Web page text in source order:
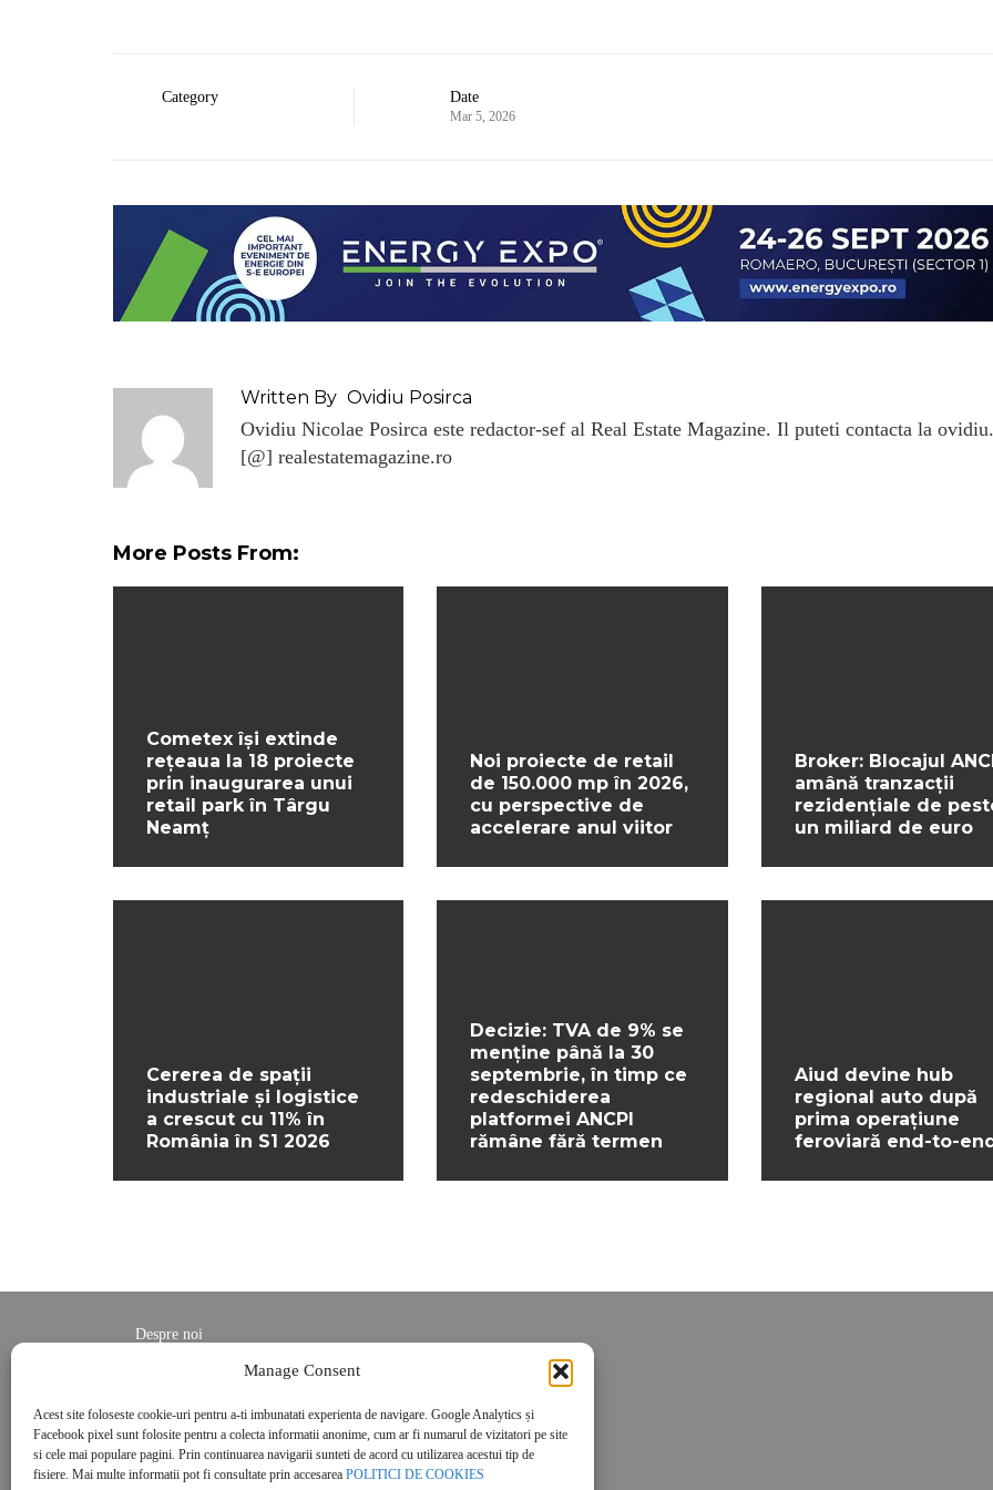
Manage Consent
Acest site foloseste cookie-uri pentru a-ti imbunatati experienta de navigare. Google Analytics și
Facebook pixel sunt folosite pentru a colecta informatii anonime, cum ar fi numarul de vizitatori pe site
si cele mai populare pagini. Prin continuarea navigarii sunteti de acord cu utilizarea acestui tip de
fisiere. Mai multe informatii pot fi consultate prin accesarea POLITICI DE COOKIES
Category Date
Mar 5, 2026
Written By Ovidiu Posirca
Ovidiu Nicolae Posirca este redactor-sef al Real Estate Magazine. Il puteti contacta la
[@] realestatemagazine.ro
More Posts From:
Cometex își extinde
rețeaua la 18 proiecte
prin inaugurarea unui
retail park în Târgu
Neamț
Noi proiecte de retail
de 150.000 mp în 2026,
cu perspective de
accelerare anul viitor
Broker: Blocajul
amână tranzacții
rezidențiale de
un miliard de euro
Cererea de spații
industriale și logistice
a crescut cu 11% în
România în S1 2026
Decizie: TVA de 9% se
menține până la 30
septembrie, în timp ce
redeschiderea
platformei ANCPI
rămâne fără termen
Aiud devine hub
regional auto după
prima operațiune
feroviară end-to-
Despre noi
Politica de cookies